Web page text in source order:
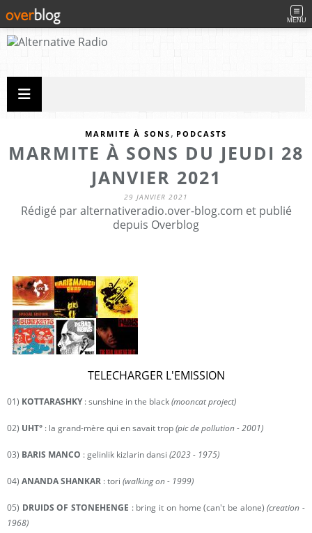
MENU
MARMITE À SONS , PODCASTS
MARMITE À SONS DU JEUDI 28
JANVIER 2021
29 JANVIER 2021
Rédigé par alternativeradio.over-blog.com et publié
depuis Overblog
TELECHARGER L'EMISSION
01) KOTTARASHKY: sunshine in the black(mooncat project)
02) UHT° : la grand-mère qui en savait trop(pic de pollution - 2001)
03) BARIS MANCO : gelinlik kizlarin dansi (2023 - 1975)
04) ANANDA SHANKAR : tori (walking on - 1999)
05) DRUIDS OF STONEHENGE : bring it on home (can't be alone) (creation -
1968)